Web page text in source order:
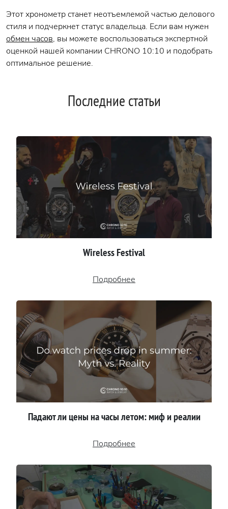
Этот хронометр станет неотъемлемой частью делового
стиля и подчеркнет статус владельца. Если вам нужен
обмен часов, вы можете воспользоваться экспертной
оценкой нашей компании CHRONO 10:10 и подобрать
оптимальное решение.
Последние статьи
Wireless Festival
Подробнее
Падают ли цены на часы летом: миф и реалии
Подробнее